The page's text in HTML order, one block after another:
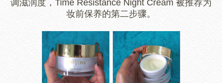
调滋润度，Time Resistance Night Cream 被推荐为
妆前保养的第二步骤。